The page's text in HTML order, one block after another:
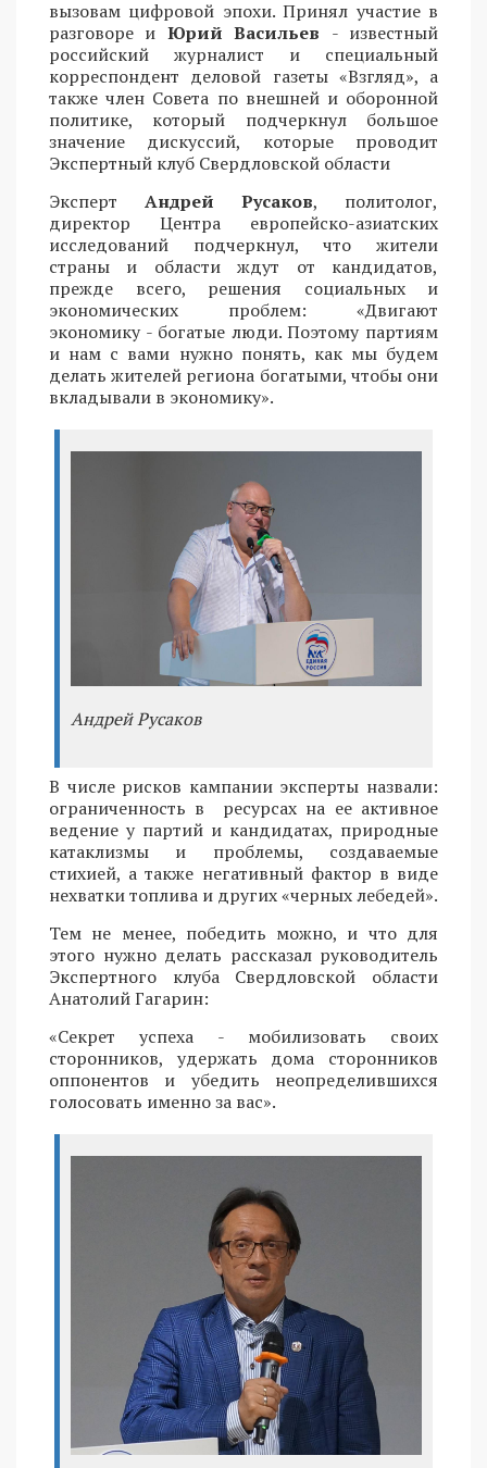
вызовам цифровой эпохи. Принял участие в
разговоре и Юрий Васильев - известный
российский журналист и специальный
корреспондент деловой газеты «Взгляд», а
также член Совета по внешней и оборонной
политике, который подчеркнул большое
значение дискуссий, которые проводит
Экспертный клуб Свердловской области
Эксперт Андрей Русаков, политолог,
директор Центра европейско-азиатских
исследований подчеркнул, что жители
страны и области ждут от кандидатов,
прежде всего, решения социальных и
экономических проблем: «Двигают
экономику - богатые люди. Поэтому партиям
и нам с вами нужно понять, как мы будем
делать жителей региона богатыми, чтобы они
вкладывали в экономику».
Андрей Русаков
В числе рисков кампании эксперты назвали:
ограниченность в ресурсах на ее активное
ведение у партий и кандидатах, природные
катаклизмы и проблемы, создаваемые
стихией, а также негативный фактор в виде
нехватки топлива и других «черных лебедей».
Тем не менее, победить можно, и что для
этого нужно делать рассказал руководитель
Экспертного клуба Свердловской области
Анатолий Гагарин:
«Секрет успеха - мобилизовать своих
сторонников, удержать дома сторонников
оппонентов и убедить неопределившихся
голосовать именно за вас».